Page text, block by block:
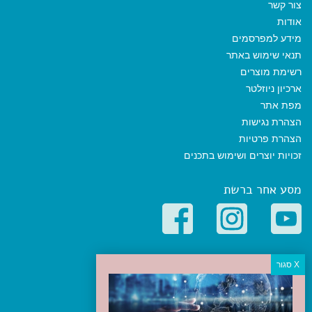
צור קשר
אודות
מידע למפרסמים
תנאי שימוש באתר
רשימת מוצרים
ארכיון ניוזלטר
מפת אתר
הצהרת נגישות
הצהרת פרטיות
זכויות יוצרים ושימוש בתכנים
מסע אחר ברשת
קטגוריות פופולריות
יעדים
טיולים בישראל